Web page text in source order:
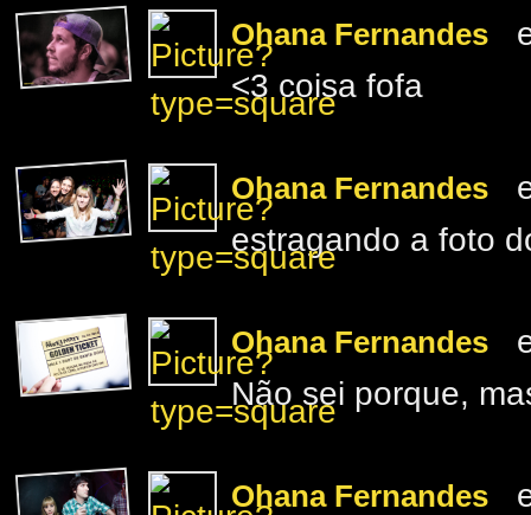
Ohana Fernandes
<3 coisa fofa
Ohana Fernandes
estragando a foto
Ohana Fernandes
Não sei porque,
Ohana Fernandes